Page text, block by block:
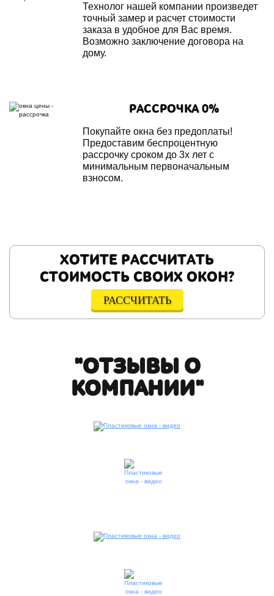
Технолог нашей компании произведет
точный замер и расчет стоимости
заказа в удобное для Вас время.
Возможно заключение договора на
дому.
РАССРОЧКА 0%
Покупайте окна без предоплаты!
Предоставим беспроцентную
рассрочку сроком до 3х лет с
минимальным первоначальным
взносом.
ХОТИТЕ РАССЧИТАТЬ
СТОИМОСТЬ СВОИХ ОКОН?
РАССЧИТАТЬ
"ОТЗЫВЫ О
КОМПАНИИ"